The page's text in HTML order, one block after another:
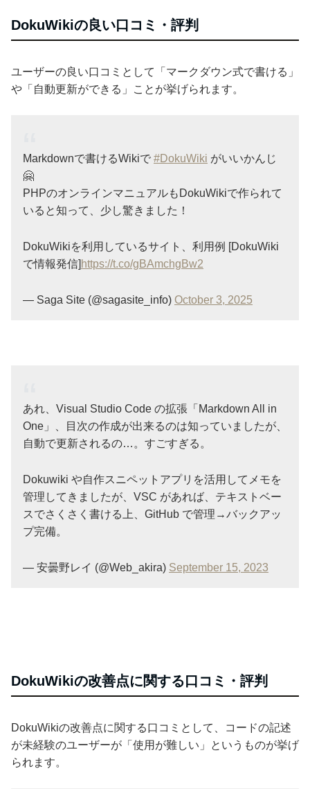
DokuWikiの良い口コミ・評判
ユーザーの良い口コミとして「マークダウン式で書ける」
や「自動更新ができる」ことが挙げられます。
Markdownで書けるWikiで #DokuWiki がいいかんじ
🤗
PHPのオンラインマニュアルもDokuWikiで作られて
いると知って、少し驚きました！
DokuWikiを利用しているサイト、利用例 [DokuWiki
で情報発信] https://t.co/gBAmchgBw2
— Saga Site (@sagasite_info) October 3, 2025
あれ、Visual Studio Code の拡張「Markdown All in
One」、目次の作成が出来るのは知っていましたが、
自動で更新されるの…。すごすぎる。
Dokuwiki や自作スニペットアプリを活用してメモを
管理してきましたが、VSC があれば、テキストベー
スでさくさく書ける上、GitHub で管理→バックアッ
プ完備。
— 安曇野レイ (@Web_akira) September 15, 2023
DokuWikiの改善点に関する口コミ・評判
DokuWikiの改善点に関する口コミとして、コードの記述
が未経験のユーザーが「使用が難しい」というものが挙げ
られます。